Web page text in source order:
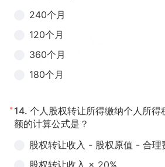
240个月
120个月
360个月
180个月
* 14. 个人股权转让所得缴纳个人所得
额的计算公式是？
股权转让收入 - 股权原值 - 合理
股权转让收入 × 20%